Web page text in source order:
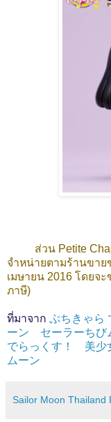
ส่วน Petite Chara
จำหน่ายตามร้านขา
เมษายน 2016 โดยจ
ภาษี)
ที่มาจาก ぷちきゃら
ーン セーラーちび
でらっくす！ 美少
ムーン
Sailor Moon Thailand